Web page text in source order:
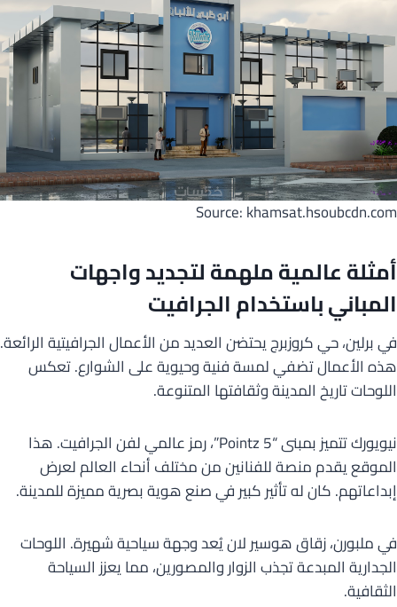
Source: khamsat.hsoubcdn.com
أمثلة عالمية ملهمة لتجديد واجهات
المباني باستخدام الجرافيت
في برلين، حي كروزبرج يحتضن العديد من الأعمال الجرافيتية الرائعة.
هذه الأعمال تضفي لمسة فنية وحيوية على الشوارع. تعكس
اللوحات تاريخ المدينة وثقافتها المتنوعة.
نيويورك تتميز بمبنى “5 Pointz”، رمز عالمي لفن الجرافيت. هذا
الموقع يقدم منصة للفنانين من مختلف أنحاء العالم لعرض
إبداعاتهم. كان له تأثير كبير في صنع هوية بصرية مميزة للمدينة.
في ملبورن، زقاق هوسير لان يُعد وجهة سياحية شهيرة. اللوحات
الجدارية المبدعة تجذب الزوار والمصورين، مما يعزز السياحة
الثقافية.